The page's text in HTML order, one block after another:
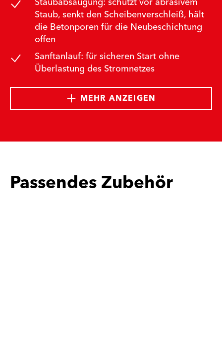
Staub, senkt den Scheibenverschleiß, hält
die Betonporen für die Neubeschichtung
offen
Sanftanlauf: für sicheren Start ohne
Überlastung des Stromnetzes
MEHR ANZEIGEN
Passendes Zubehör